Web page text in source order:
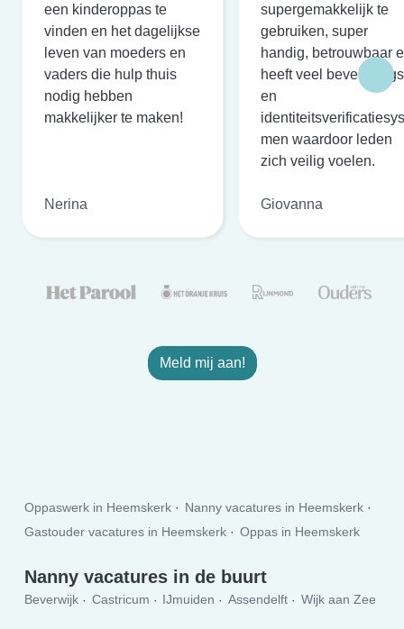
een kinderoppas te
vinden en het dagelijkse
leven van moeders en
vaders die hulp thuis
nodig hebben
makkelijker te maken!
Nerina
supergemakkelijk te
gebruiken, super
handig, betrouwbaar
heeft veel
en
men waardoor leden
zich veilig voelen.
Giovanna
Meld mij aan!
Oppaswerk in Heemskerk
Nanny vacatures in Heemskerk
Gastouder vacatures in Heemskerk
Oppas in Heemskerk
Nanny vacatures in de buurt
Beverwijk Castricum IJmuiden Assendelft Wijk aan Zee